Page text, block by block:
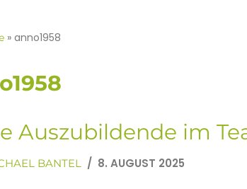
» anno1958
Auszubildende im
BANTEL 8. AUGUST 2025